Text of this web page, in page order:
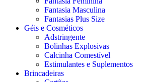
Fantasia Masculina
Fantasias Plus Size
Géis e Cosméticos
Adstringente
Bolinhas Explosivas
Calcinha Comestível
Estimulantes e Suplementos
Brincadeiras